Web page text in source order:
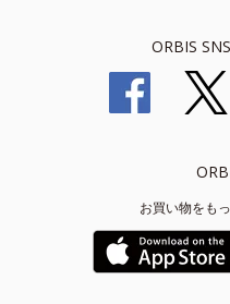
ORBIS
お買い物をも